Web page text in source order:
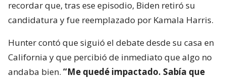
recordar que, tras ese episodio, Biden retiró su
candidatura y fue reemplazado por Kamala Harris.
Hunter contó que siguió el debate desde su casa en
California y que percibió de inmediato que algo no
andaba bien. “Me quedé impactado. Sabía que